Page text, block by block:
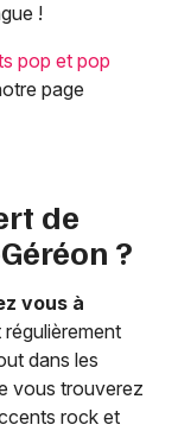
!
pop et pop
page
de
?
vous à
dans les
vous trouverez
rock et